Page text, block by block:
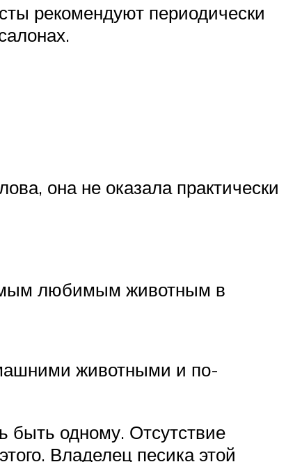
рекомендуют периодически
она не оказала практически
любимым животным в
животными и по-
быть одному. Отсутствие
Владелец песика этой